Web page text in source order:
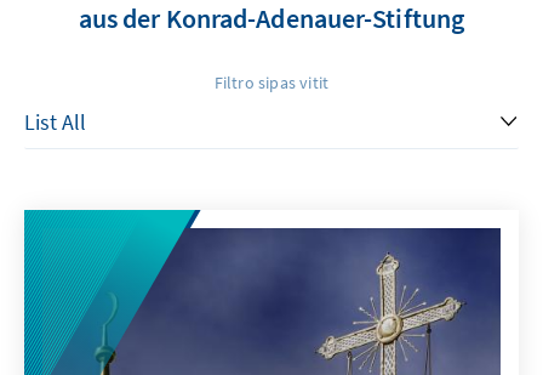
aus der Konrad-Adenauer-Stiftung
Filtro sipas vitit